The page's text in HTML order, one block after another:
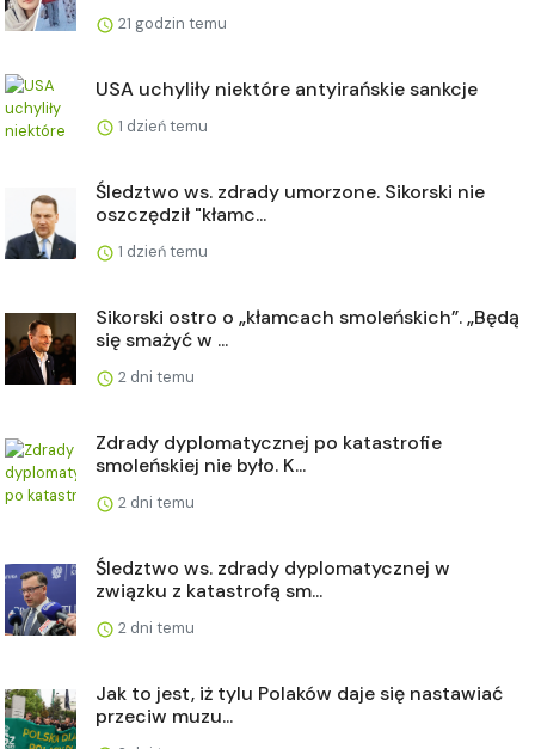
21 godzin temu
USA uchyliły niektóre antyirańskie sankcje
1 dzień temu
Śledztwo ws. zdrady umorzone. Sikorski nie
oszczędził "kłamc...
1 dzień temu
Sikorski ostro o „kłamcach smoleńskich”. „Będą
się smażyć w ...
2 dni temu
Zdrady dyplomatycznej po katastrofie
smoleńskiej nie było. K...
2 dni temu
Śledztwo ws. zdrady dyplomatycznej w
związku z katastrofą sm...
2 dni temu
Jak to jest, iż tylu Polaków daje się nastawiać
przeciw muzu...